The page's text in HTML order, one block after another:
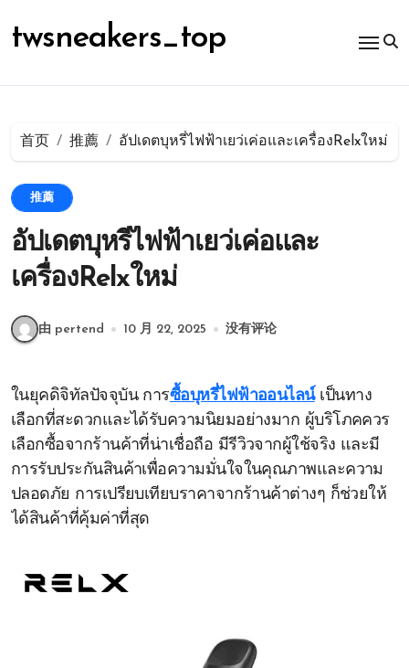
容
twsneakers_top
首页 推薦 อัปเดตบุหรี่ไฟฟ้าเยว่เค่อและเครื่องRelxใหม่
推薦
อัปเดตบุหรี่ไฟฟ้าเยว่เค่อและ
เครื่องRelxใหม่
由 pertend 10 月 22, 2025 没有评论
ในยุคดิจิทัลปัจจุบัน การซื้อบุหรี่ไฟฟ้าออนไลน์เป็นทาง
เลือกที่สะดวกและได้รับความนิยมอย่างมาก ผู้บริโภคควร
เลือกซื้อจากร้านค้าที่น่าเชื่อถือ มีรีวิวจากผู้ใช้จริง และมี
การรับประกันสินค้าเพื่อความมั่นใจในคุณภาพและความ
ปลอดภัย การเปรียบเทียบราคาจากร้านค้าต่างๆ ก็ช่วยให้
ได้สินค้าที่คุ้มค่าที่สุด